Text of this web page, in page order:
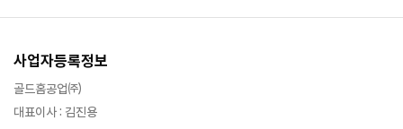
사업자등록정보
골드홈공업㈜
대표이사 : 김진용